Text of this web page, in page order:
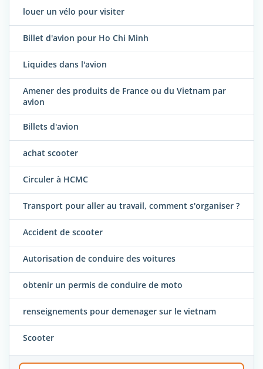
louer un vélo pour visiter
Billet d'avion pour Ho Chi Minh
Liquides dans l'avion
Amener des produits de France ou du Vietnam par
avion
Billets d'avion
achat scooter
Circuler à HCMC
Transport pour aller au travail, comment s'organiser ?
Accident de scooter
Autorisation de conduire des voitures
obtenir un permis de conduire de moto
renseignements pour demenager sur le vietnam
Scooter